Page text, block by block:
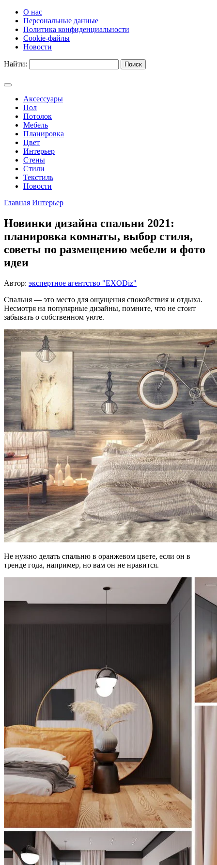
О нас
Персональные данные
Политика конфиденциальности
Cookie-файлы
Новости
Найти:
Аксессуары
Пол
Потолок
Мебель
Планировка
Цвет
Интерьер
Стены
Стили
Текстиль
Новости
Главная Интерьер
Новинки дизайна спальни 2021:
планировка комнаты, выбор стиля,
советы по размещению мебели и фото
идеи
Автор: экспертное агентство "EXODiz"
Спальня — это место для ощущения спокойствия и отдыха.
Несмотря на популярные дизайны, помните, что не стоит
забывать о собственном уюте.
Не нужно делать спальню в оранжевом цвете, если он в
тренде года, например, но вам он не нравится.